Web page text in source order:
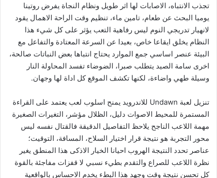
تجذب الانتباه، الاصابات لها اثر طويل ونظام النجاة يفرض روتينا
يوميا البحث عن طعام، تامين ماء، تنظيم وقت الراحة الاهمال يقود
لانهيار تدريجي النوم ليس رفاهية التعب يؤثر على كل شيء هذا
النظام يخلق ايقاعا خاص، بعيدا عن السرعة المعتادة والتفاعل مع
البيئة عنصر اساسي جمع الموارد يحتاج انتباها بعض النباتات صالحة،
اخرى سامة الصيد يتطلب صبرا، الضوضاء تفسد المحاولة النار
وسيلة طهي واضاءة، لكنها تكشف الموقع كل اداة لها وجهان.
تنزيل لعبة Undawn للاندرويد يمنح اسلوب لعب يعتمد على القراءة
المستمرة للمحيط الاصوات دليل، الظلال مؤشر، التغيرات الصغيرة
مهمة اللاعب الناجح يلاحظ التفاصيل الدقيقة فالقتال نفسه ليس
محور التجربة هو نتيجة قرار اختيار السلاح، المسافة، التوقيت؛
عناصر تحدد النتيجة الهروب احيانا الخيار الاذكى هذا المنطق يغير
نظرة اللاعب للصراع والتقدم بطيء نسبي لا قفزات مفاجئة بالقوة
كل تحسن نتيجة وقت وجهد هذا البطء يخدم الاحساس بالواقعية